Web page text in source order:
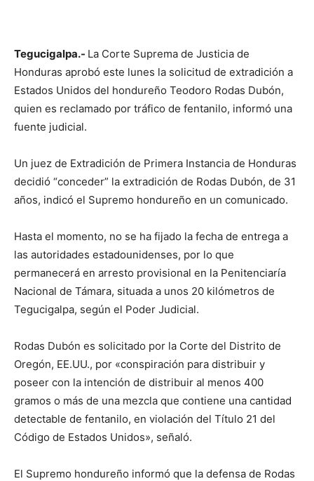
Tegucigalpa.- La Corte Suprema de Justicia de
Honduras aprobó este lunes la solicitud de extradición a
Estados Unidos del hondureño Teodoro Rodas Dubón,
quien es reclamado por tráfico de fentanilo, informó una
fuente judicial.
Un juez de Extradición de Primera Instancia de Honduras
decidió “conceder” la extradición de Rodas Dubón, de 31
años, indicó el Supremo hondureño en un comunicado.
Hasta el momento, no se ha fijado la fecha de entrega a
las autoridades estadounidenses, por lo que
permanecerá en arresto provisional en la Penitenciaría
Nacional de Támara, situada a unos 20 kilómetros de
Tegucigalpa, según el Poder Judicial.
Rodas Dubón es solicitado por la Corte del Distrito de
Oregón, EE.UU., por «conspiración para distribuir y
poseer con la intención de distribuir al menos 400
gramos o más de una mezcla que contiene una cantidad
detectable de fentanilo, en violación del Título 21 del
Código de Estados Unidos», señaló.
El Supremo hondureño informó que la defensa de Rodas